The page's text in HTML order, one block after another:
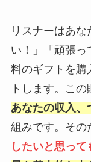
リスナーはあ
い！」「頑張っ
料のギフトを購
トします。この
あなたの収入、
組みです。その
したいと思って